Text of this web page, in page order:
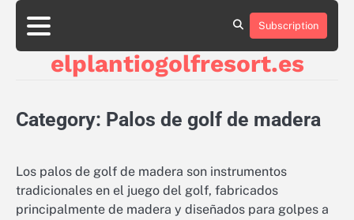
Skip
content
About
Contact
Cookie
Privacy
Sitemap
Terms
Conditions
Subscription
elplantiogolfresort.es
Category: Palos de golf de madera
Los palos de golf de madera son instrumentos
tradicionales en el juego del golf, fabricados
principalmente de madera y diseñados para golpes a